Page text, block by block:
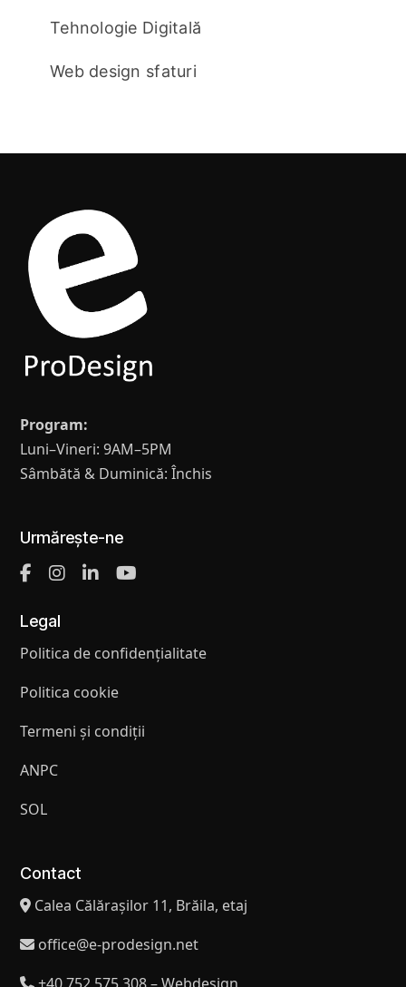
Tehnologie Digitală
Web design sfaturi
Program:
Luni–Vineri: 9AM–5PM
Sâmbătă & Duminică: Închis
Urmărește-ne
Legal
Politica de confidențialitate
Politica cookie
Termeni și condiții
ANPC
SOL
Contact
Calea Călărașilor 11, Brăila, etaj
office@e-prodesign.net